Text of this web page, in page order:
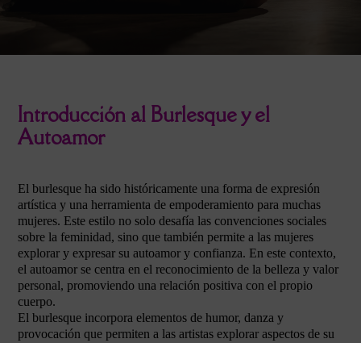
Introducción al Burlesque y el
Autoamor
El burlesque ha sido históricamente una forma de expresión
artística y una herramienta de empoderamiento para muchas
mujeres. Este estilo no solo desafía las convenciones sociales
sobre la feminidad, sino que también permite a las mujeres
explorar y expresar su autoamor y confianza. En este contexto,
el autoamor se centra en el reconocimiento de la belleza y valor
personal, promoviendo una relación positiva con el propio
cuerpo.
El burlesque incorpora elementos de humor, danza y
provocación que permiten a las artistas explorar aspectos de su